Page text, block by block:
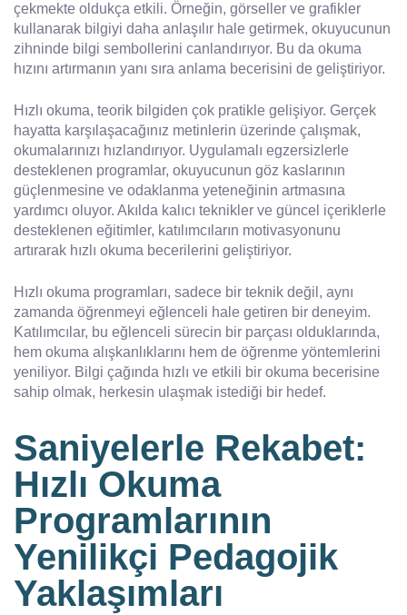
çekmekte oldukça etkili. Örneğin, görseller ve grafikler
kullanarak bilgiyi daha anlaşılır hale getirmek, okuyucunun
zihninde bilgi sembollerini canlandırıyor. Bu da okuma
hızını artırmanın yanı sıra anlama becerisini de geliştiriyor.
Hızlı okuma, teorik bilgiden çok pratikle gelişiyor. Gerçek
hayatta karşılaşacağınız metinlerin üzerinde çalışmak,
okumalarınızı hızlandırıyor. Uygulamalı egzersizlerle
desteklenen programlar, okuyucunun göz kaslarının
güçlenmesine ve odaklanma yeteneğinin artmasına
yardımcı oluyor. Akılda kalıcı teknikler ve güncel içeriklerle
desteklenen eğitimler, katılımcıların motivasyonunu
artırarak hızlı okuma becerilerini geliştiriyor.
Hızlı okuma programları, sadece bir teknik değil, aynı
zamanda öğrenmeyi eğlenceli hale getiren bir deneyim.
Katılımcılar, bu eğlenceli sürecin bir parçası olduklarında,
hem okuma alışkanlıklarını hem de öğrenme yöntemlerini
yeniliyor. Bilgi çağında hızlı ve etkili bir okuma becerisine
sahip olmak, herkesin ulaşmak istediği bir hedef.
Saniyelerle Rekabet:
Hızlı Okuma
Programlarının
Yenilikçi Pedagojik
Yaklaşımları